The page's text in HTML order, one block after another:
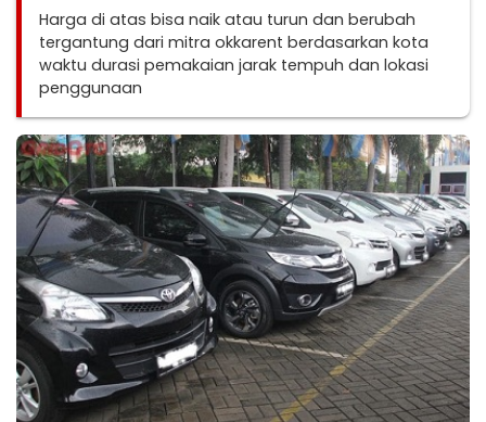
Harga di atas bisa naik atau turun dan berubah
tergantung dari mitra okkarent berdasarkan kota
waktu durasi pemakaian jarak tempuh dan lokasi
penggunaan